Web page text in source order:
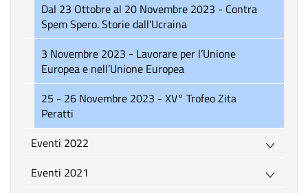
Dal 23 Ottobre al 20 Novembre 2023 - Contra
Spem Spero. Storie dall'Ucraina
3 Novembre 2023 - Lavorare per l’Unione
Europea e nell’Unione Europea
25 - 26 Novembre 2023 - XV° Trofeo Zita
Peratti
Eventi 2022
Eventi 2021